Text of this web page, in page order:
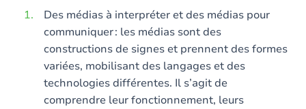
Des médias à interpréter et des médias pour
communiquer : les médias sont des
constructions de signes et prennent des formes
variées, mobilisant des langages et des
technologies différentes. Il s’agit de
comprendre leur fonctionnement, leurs